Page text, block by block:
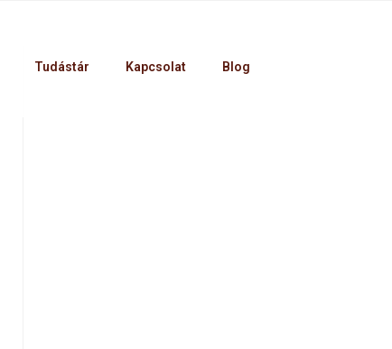
Tudástár Kapcsolat Blog